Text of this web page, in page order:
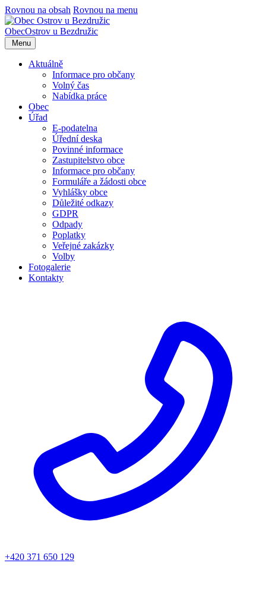
Rovnou na obsah Rovnou na menu
ObecOstrov u Bezdružic
Menu
Aktuálně
Informace pro občany
Volný čas
Nabídka práce
Obec
Úřad
E-podatelna
Úřední deska
Povinné informace
Zastupitelstvo obce
Informace pro občany
Formuláře a žádosti obce
Vyhlášky obce
Důležité odkazy
GDPR
Odpady
Poplatky
Veřejné zakázky
Volby
Fotogalerie
Kontakty
+420 371 650 129